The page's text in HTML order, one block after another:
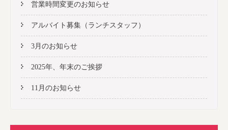
営業時間変更のお知らせ
アルバイト募集（ランチスタッフ）
3月のお知らせ
2025年、年末のご挨拶
11月のお知らせ